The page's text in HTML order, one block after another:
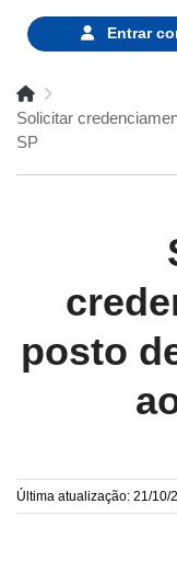
Entrar
Solicitar
SP
posto
Última atualização: 21/10/